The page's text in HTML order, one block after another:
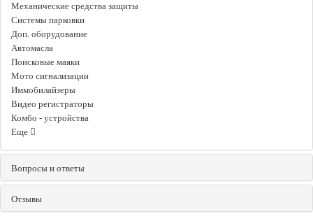
Механические средства защиты
Системы парковки
Доп. оборудование
Автомасла
Поисковые маяки
Мото сигнализации
Иммобилайзеры
Видео регистраторы
Комбо - устройства
Еще
Вопросы и ответы
Отзывы